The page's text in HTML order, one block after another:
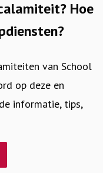
Hoe
van School
op deze en
informatie, tips,